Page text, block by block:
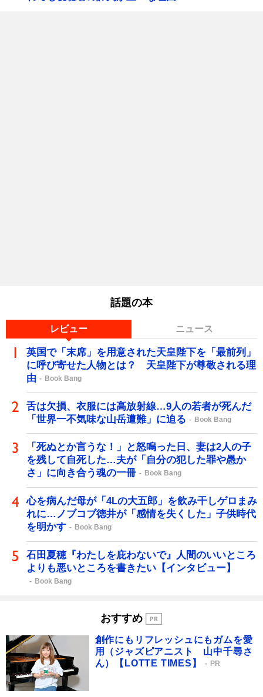
話題の本
レビュー ニュース
英国で「末席」を用意された天皇陛下を「最前列」
に呼び寄せた人物とは？ 天皇陛下が尊敬される理
由
Book Bang
舌は欠損、衣服には高放射線…9人の若者が死んだ
「世界一不気味な山岳遭難」に迫る
Book Bang
「死ぬとか言うな！」と怒鳴った日、妻は2人の子
を残して自死した…夫が「自分の犯した罪や愚か
さ」に向き合う魂の一冊
Book Bang
心を病んだ母が「4Lの大五郎」を飲み干しゲロまみ
れに…ノブコブ徳井が「感情を失くした」子供時代
を明かす
Book Bang
石田夏穂『わたしを庇わないで』人間のいいところ
よりも悪いところを書きたい【インタビュー】
Book Bang
おすすめ
創作にもリフレッシュにもガムを愛
用（ジャズピアニスト 山中千尋さ
ん）【LOTTE TIMES】
PR